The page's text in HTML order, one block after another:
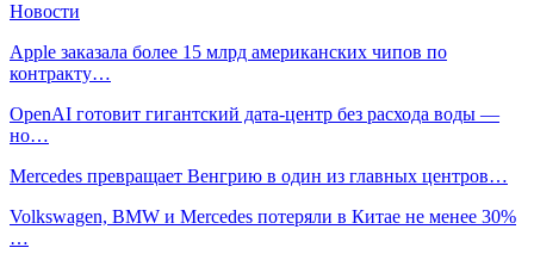
Новости
Apple заказала более 15 млрд американских чипов по
контракту…
OpenAI готовит гигантский дата-центр без расхода воды —
но…
Mercedes превращает Венгрию в один из главных центров…
Volkswagen, BMW и Mercedes потеряли в Китае не менее 30%
…